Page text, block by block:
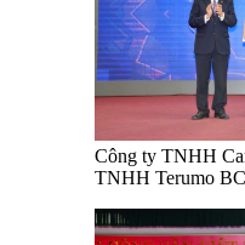
Công ty TNHH
TNHH Terumo